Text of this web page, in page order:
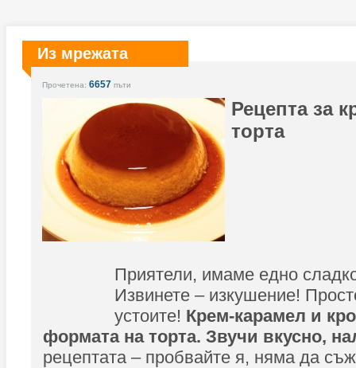
Из мрежата
Прочетена: 6657 пъти
Рецепта за
торта
Приятели, имаме едно
Извинете – изкушение!
устоите! Крем-карамел и
формата на торта. Звучи вкусно,
рецептата – пробвайте я, няма да